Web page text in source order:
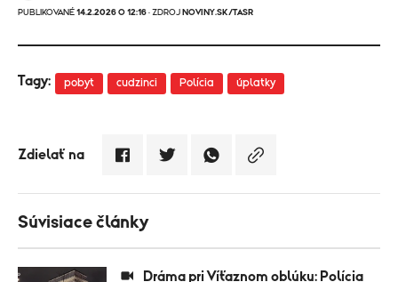
PUBLIKOVANÉ 14.2.2026 O 12:16 · ZDROJ NOVINY.SK/TASR
Tagy: pobyt cudzinci Polícia úplatky
Zdielať na
Súvisiace články